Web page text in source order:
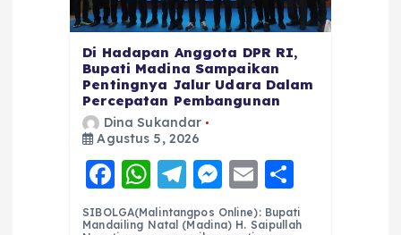
Di Hadapan Anggota DPR RI,
Bupati Madina Sampaikan
Pentingnya Jalur Udara Dalam
Percepatan Pembangunan
Dina Sukandar
Agustus 5, 2026
F
a
W
h
T
el
M
e
E
m h
SIBOLGA(Malintangpos Online): Bupati
Mandailing Natal (Madina) H. Saipullah